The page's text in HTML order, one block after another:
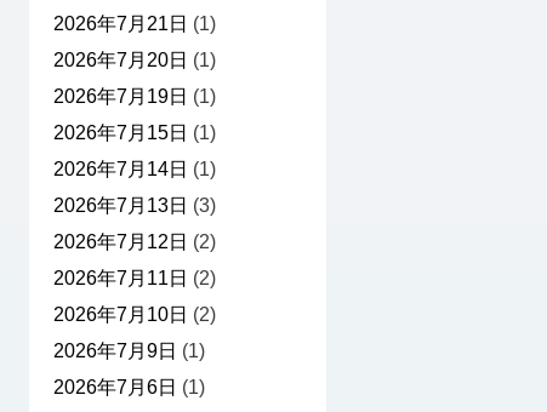
2026年7月21日 (1)
2026年7月20日 (1)
2026年7月19日 (1)
2026年7月15日 (1)
2026年7月14日 (1)
2026年7月13日 (3)
2026年7月12日 (2)
2026年7月11日 (2)
2026年7月10日 (2)
2026年7月9日 (1)
2026年7月6日 (1)